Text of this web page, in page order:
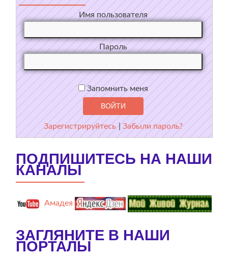
Имя пользователя
Пароль
Запомнить меня
Зарегистрируйтесь |Забыли пароль?
ПОДПИШИТЕСЬ НА НАШИ
КАНАЛЫ
Амадея
ЗАГЛЯНИТЕ В НАШИ
ПОРТАЛЫ